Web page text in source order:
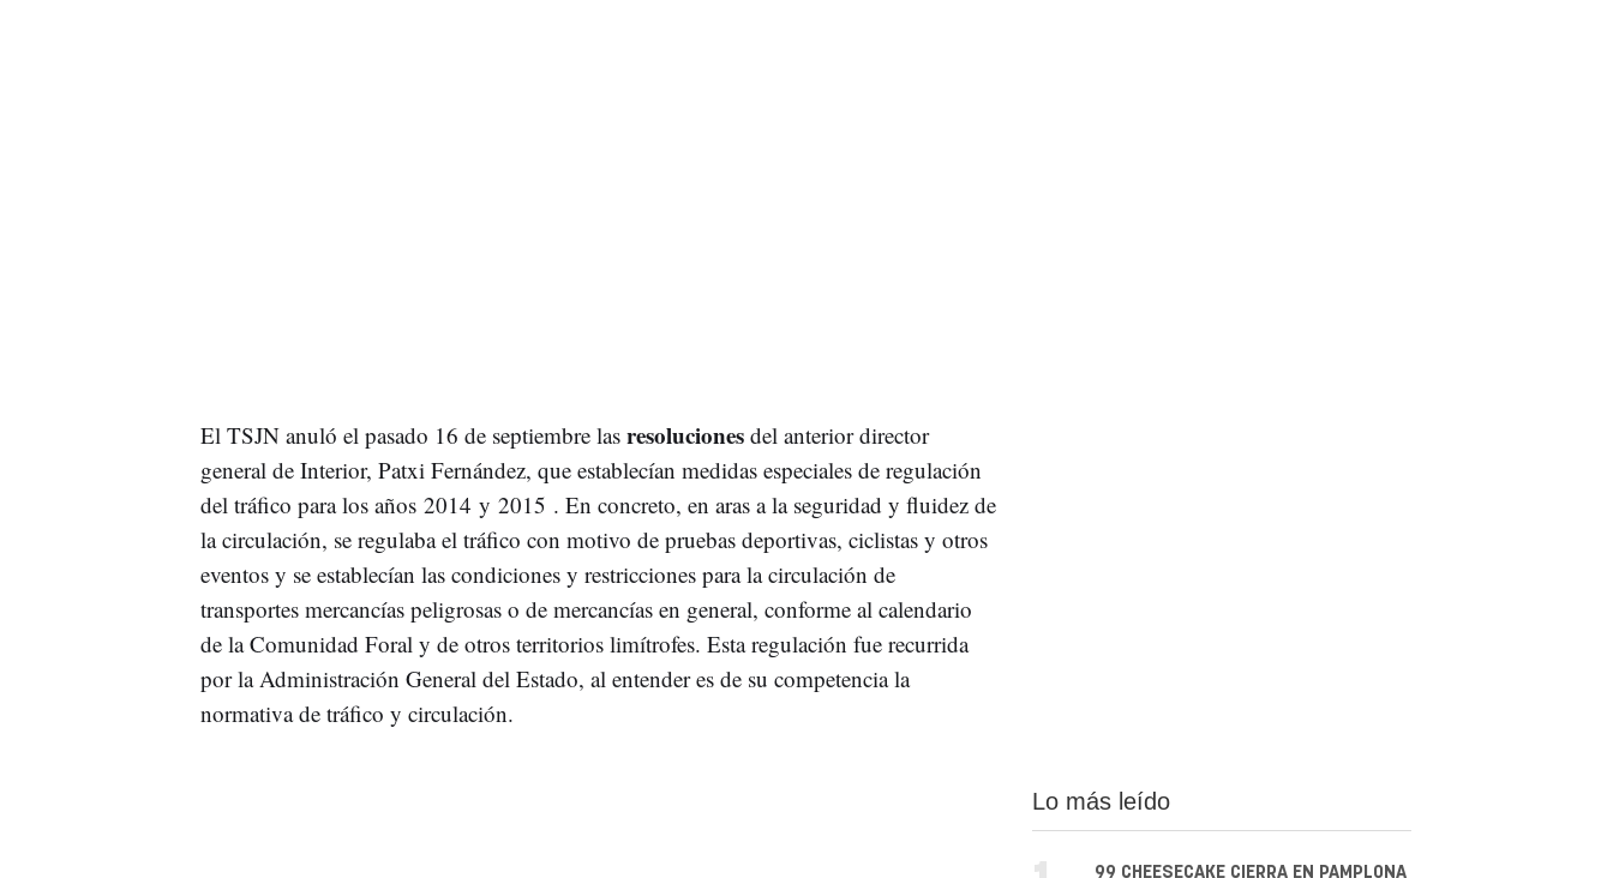
El TSJN anuló el pasado 16 de septiembre las resolucionesdel anterior director
general de Interior, Patxi Fernández, que establecían medidas especiales de regulación
del tráfico para los años 2014 y 2015 . En concreto, en aras a la seguridad y fluidez de
la circulación, se regulaba el tráfico con motivo de pruebas deportivas, ciclistas y otros
eventos y se establecían las condiciones y restricciones para la circulación de
transportes mercancías peligrosas o de mercancías en general, conforme al calendario
de la Comunidad Foral y de otros territorios limítrofes. Esta regulación fue recurrida
por la Administración General del Estado, al entender es de su competencia la
normativa de tráfico y circulación.
Lo más leído
99 CHEESECAKE CIERRA EN PAMPLONA